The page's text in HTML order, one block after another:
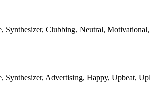
Synthesizer, Clubbing, Neutral,
Synthesizer, Advertising, Happy, Upbeat,